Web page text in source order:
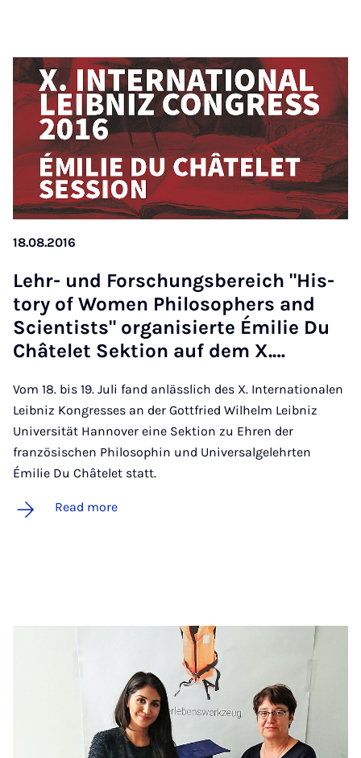
18.08.2016
Lehr- und Forschungs­bereich "His­
tory of Wo­men Philo­soph­ers and
Sci­ent­ists" or­gan­is­ierte Ém­ilie Du
Châtelet Sek­tion auf dem X.…
Vom 18. bis 19. Juli fand anlässlich des X. Internationalen
Leibniz Kongresses an der Gottfried Wilhelm Leibniz
Universität Hannover eine Sektion zu Ehren der
französischen Philosophin und Universalgelehrten
Émilie Du Châtelet statt.
Read more